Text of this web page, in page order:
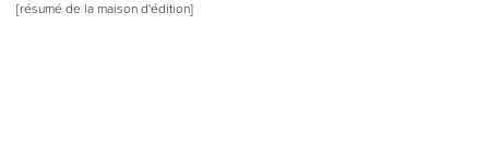
[résumé de la maison d'édition]